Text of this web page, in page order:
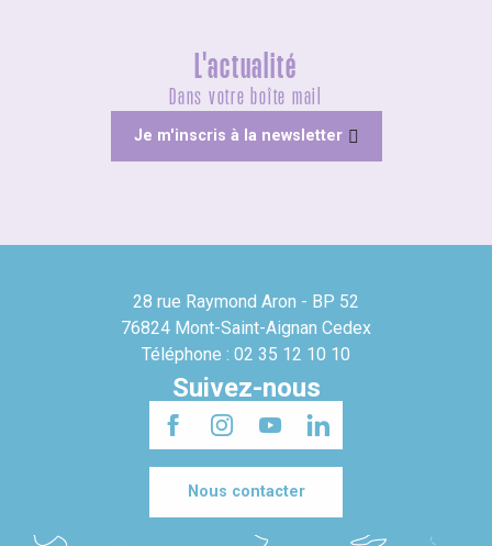
L'actualité
Dans votre boîte mail
Je m'inscris à la newsletter
28 rue Raymond Aron - BP 52
76824 Mont-Saint-Aignan Cedex
Téléphone : 02 35 12 10 10
Suivez-nous
Nous contacter